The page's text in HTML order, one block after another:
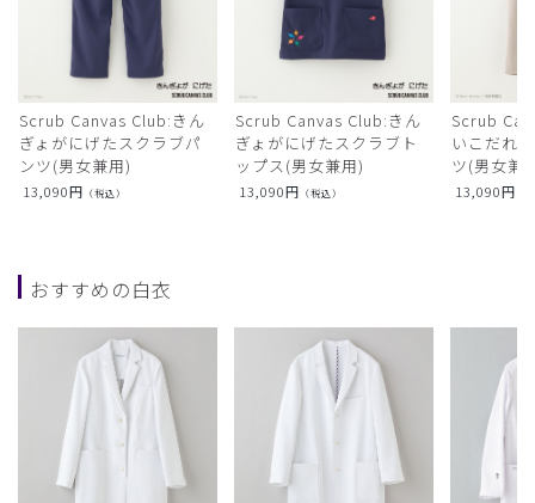
Scrub Canvas Club:きん
ぎょがにげたスクラブパ
ンツ(男女兼用)
13,090円 （税込）
Scrub Canvas Club:きん
ぎょがにげたスクラブト
ップス(男女兼用)
13,090円 （税込）
Scrub
いこだれ
ツ(男女兼
13,090円
おすすめの白衣